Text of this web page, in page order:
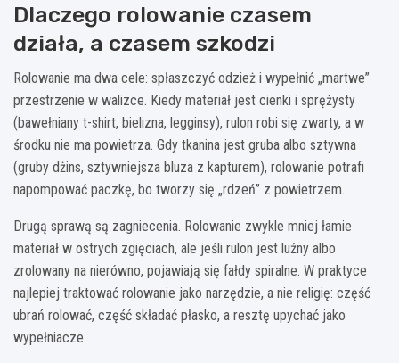
Dlaczego rolowanie czasem
działa, a czasem szkodzi
Rolowanie ma dwa cele: spłaszczyć odzież i wypełnić „martwe”
przestrzenie w walizce. Kiedy materiał jest cienki i sprężysty
(bawełniany t-shirt, bielizna, legginsy), rulon robi się zwarty, a w
środku nie ma powietrza. Gdy tkanina jest gruba albo sztywna
(gruby dżins, sztywniejsza bluza z kapturem), rolowanie potrafi
napompować paczkę, bo tworzy się „rdzeń” z powietrzem.
Drugą sprawą są zagniecenia. Rolowanie zwykle mniej łamie
materiał w ostrych zgięciach, ale jeśli rulon jest luźny albo
zrolowany na nierówno, pojawiają się fałdy spiralne. W praktyce
najlepiej traktować rolowanie jako narzędzie, a nie religię: część
ubrań rolować, część składać płasko, a resztę upychać jako
wypełniacze.